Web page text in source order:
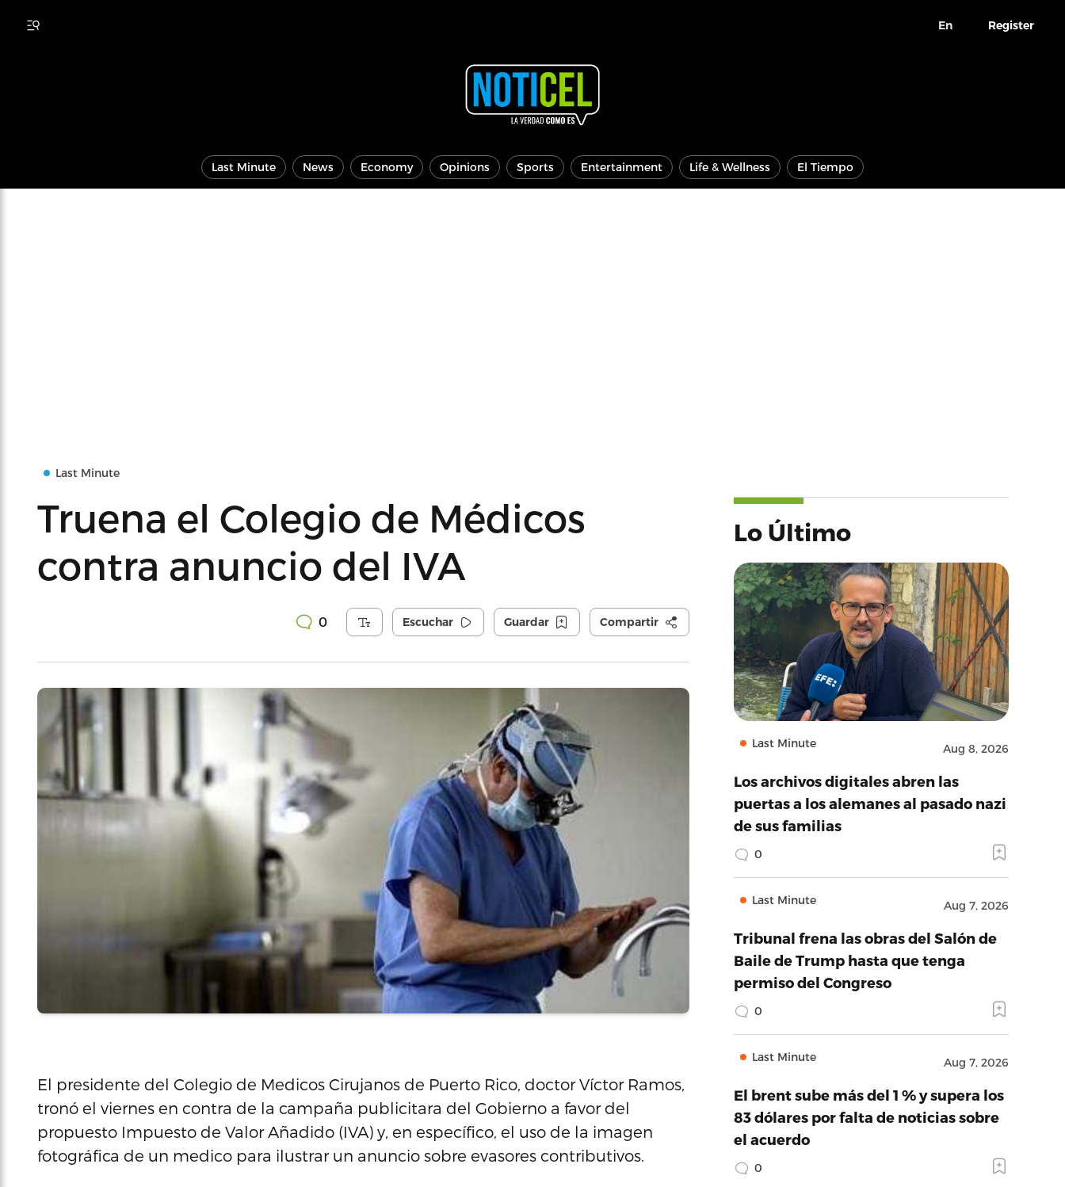
En Register
Last Minute News Economy Opinions Sports Entertainment Life & Wellness El Tiempo
Last Minute
Truena el Colegio de Médicos
contra anuncio del IVA
0 Escuchar Guardar Compartir
El presidente del Colegio de Medicos Cirujanos de Puerto Rico, doctor Víctor Ramos,
tronó el viernes en contra de la campaña publicitara del Gobierno a favor del
propuesto Impuesto de Valor Añadido (IVA) y, en específico, el uso de la imagen
fotográfica de un medico para ilustrar un anuncio sobre evasores contributivos.
Lo Último
Last Minute Aug 8, 2026
Los archivos digitales abren las
puertas a los alemanes al pasado nazi
de sus familias
0
Last Minute Aug 7, 2026
Tribunal frena las obras del Salón de
Baile de Trump hasta que tenga
permiso del Congreso
0
Last Minute Aug 7, 2026
El brent sube más del 1 % y supera los
83 dólares por falta de noticias sobre
el acuerdo
0